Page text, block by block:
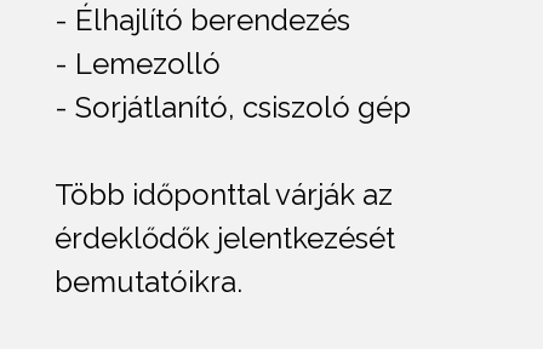
- Élhajlító berendezés
- Lemezolló
- Sorjátlanító, csiszoló gép
Több időponttal várják az
érdeklődők jelentkezését
bemutatóikra.